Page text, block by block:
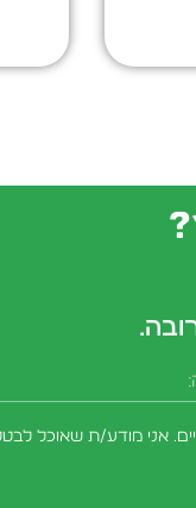
אני מודע/ת שאוכל